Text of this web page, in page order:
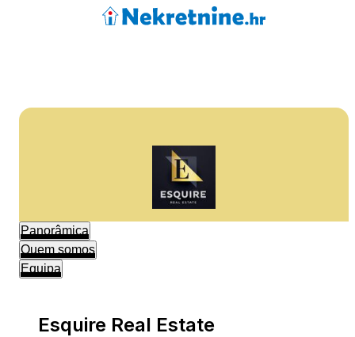
Panorâmica
Quem somos
Equipa
Esquire Real Estate